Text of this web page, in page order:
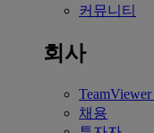
커뮤니티
회사
채용